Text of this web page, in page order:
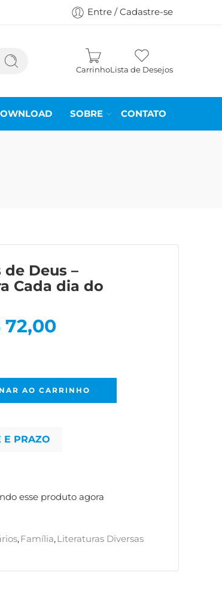
Entre / Cadastre-se
CarrinhoLista de Desejos
SOBRE CONTATO
Deus –
Cada dia do
72,00
AO CARRINHO
E PRAZO
esse produto agora
,Família,Literaturas Diversas